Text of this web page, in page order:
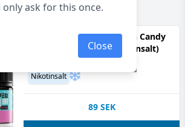
ask for this once.
Close
127 totalt
Panther Bar Salts - Cotton Candy
Ice (10 ml, 14,5 mg Nikotinsalt)
Nikotinsalt
89 SEK